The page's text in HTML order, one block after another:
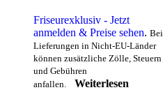
Friseurexklusiv - Jetzt
anmelden & Preise sehen. Bei
Lieferungen in Nicht-EU-Länder
können zusätzliche Zölle, Steuern
und Gebühren
anfallen.
Weiterlesen